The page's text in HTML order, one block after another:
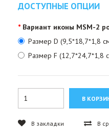
ДОСТУПНЫЕ ОПЦИИ
Вариант иконы MSM-2
Размер D (9,5*18,7*1,8
Размер F (12,7*24,7*1,8
В закладки В